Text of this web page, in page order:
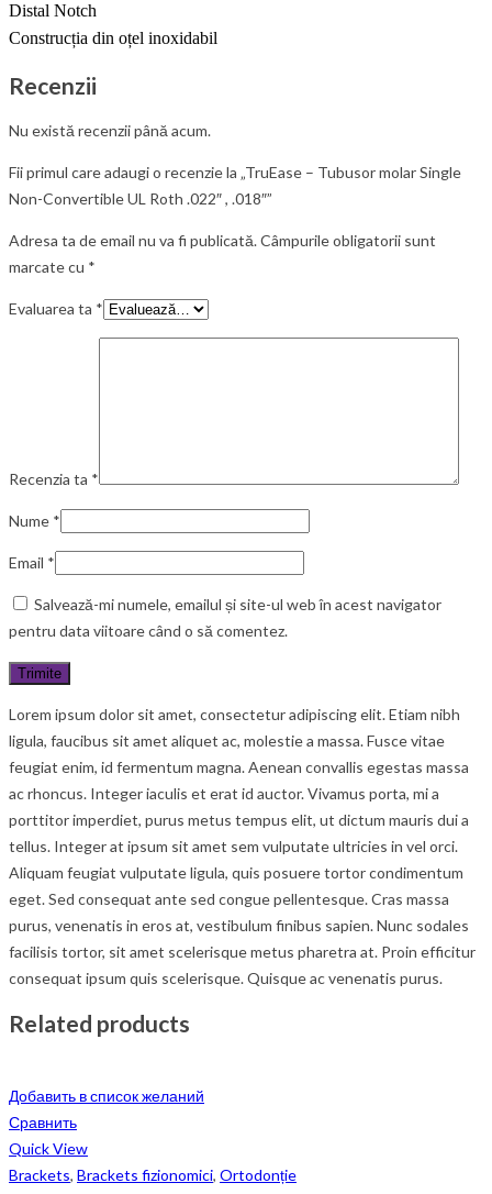
Distal Notch
Construcția din oțel inoxidabil
Recenzii
Nu există recenzii până acum.
Fii primul care adaugi o recenzie la „TruEase – Tubusor molar Single
Non-Convertible UL Roth .022″ , .018″”
Adresa ta de email nu va fi publicată.Câmpurile obligatorii sunt
marcate cu *
Evaluarea ta *
Recenzia ta *
Nume *
Email *
Salvează-mi numele, emailul și site-ul web în acest navigator
pentru data viitoare când o să comentez.
Lorem ipsum dolor sit amet, consectetur adipiscing elit. Etiam nibh
ligula, faucibus sit amet aliquet ac, molestie a massa. Fusce vitae
feugiat enim, id fermentum magna. Aenean convallis egestas massa
ac rhoncus. Integer iaculis et erat id auctor. Vivamus porta, mi a
porttitor imperdiet, purus metus tempus elit, ut dictum mauris dui a
tellus. Integer at ipsum sit amet sem vulputate ultricies in vel orci.
Aliquam feugiat vulputate ligula, quis posuere tortor condimentum
eget. Sed consequat ante sed congue pellentesque. Cras massa
purus, venenatis in eros at, vestibulum finibus sapien. Nunc sodales
facilisis tortor, sit amet scelerisque metus pharetra at. Proin efficitur
consequat ipsum quis scelerisque. Quisque ac venenatis purus.
Related products
Добавить в список желаний
Сравнить
Quick View
Brackets, Brackets fizionomici, Ortodonție